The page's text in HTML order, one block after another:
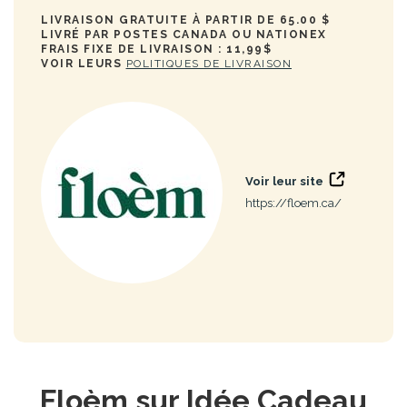
LIVRAISON GRATUITE À PARTIR DE 65.00 $
LIVRÉ PAR POSTES CANADA OU NATIONEX
FRAIS FIXE DE LIVRAISON : 11,99$
VOIR LEURS POLITIQUES DE LIVRAISON
Voir leur site
https://floem.ca/
Floèm sur Idée Cadeau